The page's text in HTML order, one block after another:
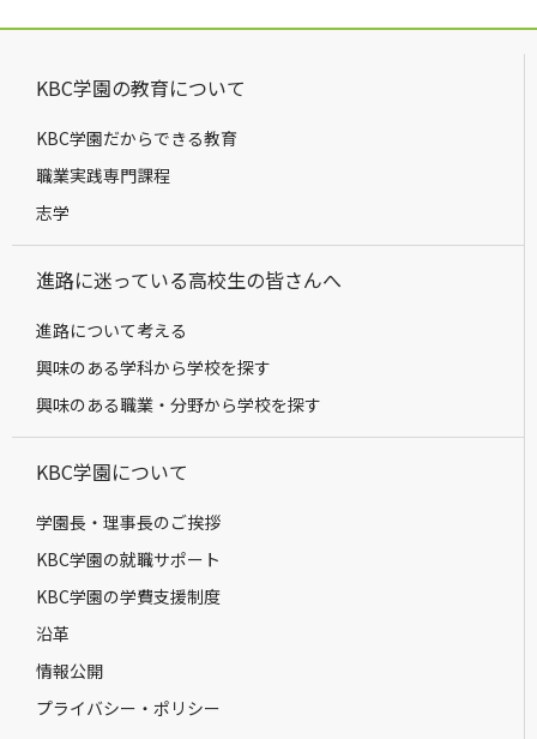
KBC学園の教育について
KBC学園だからできる教育
職業実践専門課程
志学
進路に迷っている高校生の皆さんへ
進路について考える
興味のある学科から学校を探す
興味のある職業・分野から学校を探す
KBC学園について
学園長・理事長のご挨拶
KBC学園の就職サポート
KBC学園の学費支援制度
沿革
情報公開
プライバシー・ポリシー